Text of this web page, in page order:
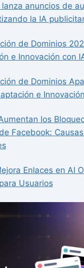
lanza anuncios de
la IA
de Dominios
e Innovación con
de Dominios
e Innovación
los
Facebook:
Enlaces en AI
Usuarios